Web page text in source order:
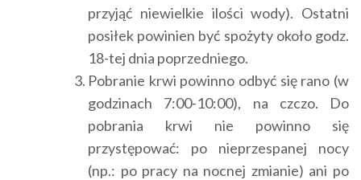
przyjąć niewielkie ilości wody). Ostatni
posiłek powinien być spożyty około godz.
18-tej dnia poprzedniego.
Pobranie krwi powinno odbyć się rano (w
godzinach 7:00-10:00), na czczo. Do
pobrania krwi nie powinno się
przystępować: po nieprzespanej nocy
(np.: po pracy na nocnej zmianie) ani po